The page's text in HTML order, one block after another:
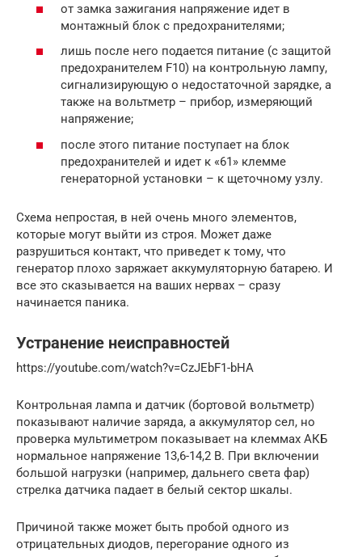
от замка зажигания напряжение идет в
монтажный блок с предохранителями;
лишь после него подается питание (с защитой
предохранителем F10) на контрольную лампу,
сигнализирующую о недостаточной зарядке, а
также на вольтметр – прибор, измеряющий
напряжение;
после этого питание поступает на блок
предохранителей и идет к «61» клемме
генераторной установки – к щеточному узлу.
Схема непростая, в ней очень много элементов,
которые могут выйти из строя. Может даже
разрушиться контакт, что приведет к тому, что
генератор плохо заряжает аккумуляторную батарею. И
все это сказывается на ваших нервах – сразу
начинается паника.
Устранение неисправностей
https://youtube.com/watch?v=CzJEbF1-bHA
Контрольная лампа и датчик (бортовой вольтметр)
показывают наличие заряда, а аккумулятор сел, но
проверка мультиметром показывает на клеммах АКБ
нормальное напряжение 13,6-14,2 В. При включении
большой нагрузки (например, дальнего света фар)
стрелка датчика падает в белый сектор шкалы.
Причиной также может быть пробой одного из
отрицательных диодов, перегорание одного из